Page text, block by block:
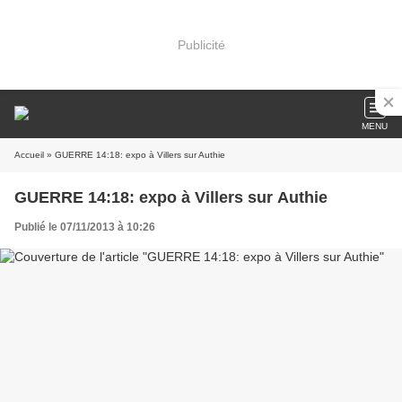
Publicité
MENU
Accueil » GUERRE 14:18: expo à Villers sur Authie
GUERRE 14:18: expo à Villers sur Authie
Publié le 07/11/2013 à 10:26